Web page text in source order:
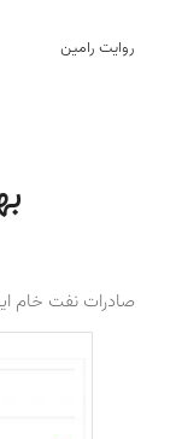
روایت رامین
صادرات نفت خام ایران از مرز 4 /2